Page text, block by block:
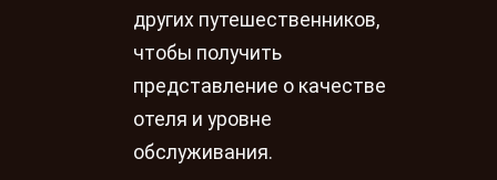
других путешественников,
чтобы получить
представление о качестве
отеля и уровне
обслуживания.